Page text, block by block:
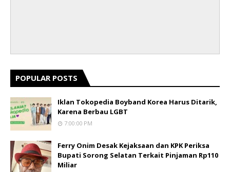
POPULAR POSTS
Iklan Tokopedia Boyband Korea Harus Ditarik,
Karena Berbau LGBT
7:00:00 PM
Ferry Onim Desak Kejaksaan dan KPK Periksa
Bupati Sorong Selatan Terkait Pinjaman Rp110
Miliar